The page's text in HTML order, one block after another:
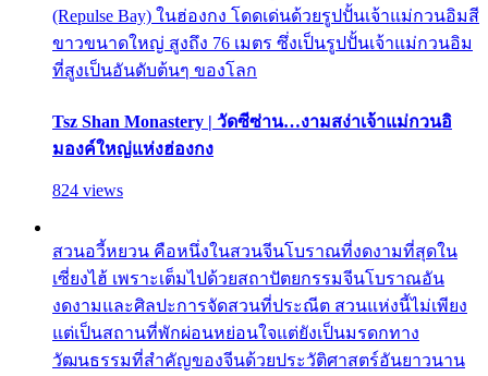
(Repulse Bay) ในฮ่องกง โดดเด่นด้วยรูปปั้นเจ้าแม่กวนอิมสี
ขาวขนาดใหญ่ สูงถึง 76 เมตร ซึ่งเป็นรูปปั้นเจ้าแม่กวนอิม
ที่สูงเป็นอันดับต้นๆ ของโลก
Tsz Shan Monastery | วัดซีซ่าน…งามสง่าเจ้าแม่กวนอิ
มองค์ใหญ่แห่งฮ่องกง
824 views
สวนอวี้หยวน คือหนึ่งในสวนจีนโบราณที่งดงามที่สุดใน
เซี่ยงไฮ้ เพราะเต็มไปด้วยสถาปัตยกรรมจีนโบราณอัน
งดงามและศิลปะการจัดสวนที่ประณีต สวนแห่งนี้ไม่เพียง
แต่เป็นสถานที่พักผ่อนหย่อนใจแต่ยังเป็นมรดกทาง
วัฒนธรรมที่สำคัญของจีนด้วยประวัติศาสตร์อันยาวนาน